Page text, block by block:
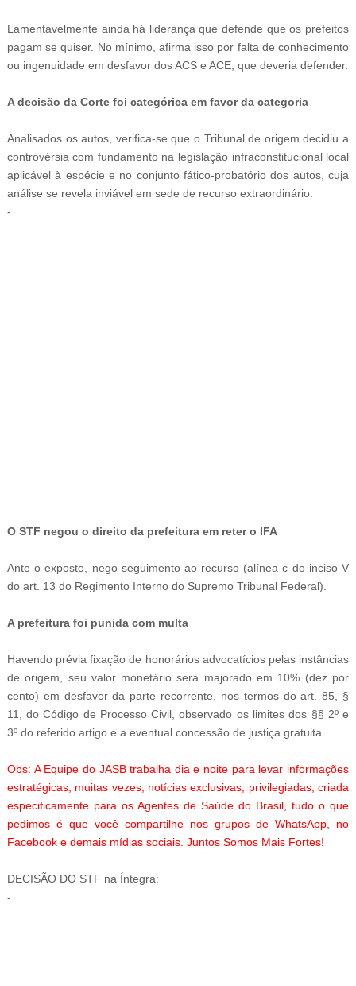
Lamentavelmente ainda há liderança que defende que os prefeitos
pagam se quiser. No mínimo, afirma isso por falta de conhecimento
ou ingenuidade em desfavor dos ACS e ACE, que deveria defender.
A decisão da Corte foi categórica em favor da categoria
Analisados os autos, verifica-se que o Tribunal de origem decidiu a
controvérsia com fundamento na legislação infraconstitucional local
aplicável à espécie e no conjunto fático-probatório dos autos, cuja
análise se revela inviável em sede de recurso extraordinário.
-
O STF negou o direito da prefeitura em reter o IFA
Ante o exposto, nego seguimento ao recurso (alínea c do inciso V
do art. 13 do Regimento Interno do Supremo Tribunal Federal).
A prefeitura foi punida com multa
Havendo prévia fixação de honorários advocatícios pelas instâncias
de origem, seu valor monetário será majorado em 10% (dez por
cento) em desfavor da parte recorrente, nos termos do art. 85, §
11, do Código de Processo Civil, observado os limites dos §§ 2º e
3º do referido artigo e a eventual concessão de justiça gratuita.
Obs: A Equipe do JASB trabalha dia e noite para levar informações
estratégicas, muitas vezes, notícias exclusivas, privilegiadas, criada
especificamente para os Agentes de Saúde do Brasil, tudo o que
pedimos é que você compartilhe nos grupos de WhatsApp, no
Facebook e demais mídias sociais. Juntos Somos Mais Fortes!
DECISÃO DO STF na Íntegra:
-